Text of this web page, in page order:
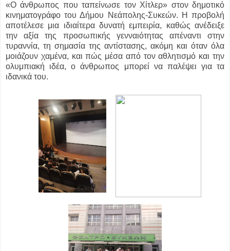
«Ο άνθρωπος που ταπείνωσε τον Χίτλερ» στον δημοτικό
κινηματογράφο του Δήμου Νεάπολης-Συκεών. Η προβολή
αποτέλεσε μια ιδιαίτερα δυνατή εμπειρία, καθώς ανέδειξε
την αξία της προσωπικής γενναιότητας απέναντι στην
τυραννία, τη σημασία της αντίστασης, ακόμη και όταν όλα
μοιάζουν χαμένα, και πώς μέσα από τον αθλητισμό και την
ολυμπιακή ιδέα, ο άνθρωπος μπορεί να παλέψει για τα
ιδανικά του.